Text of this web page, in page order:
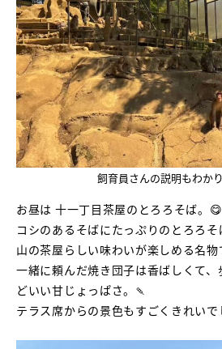
飼育員さんの説明もわか
お昼は 十一丁目茶屋のとろろそば。😋
コシのあるそばにたっぷりのとろろそ
山の茶屋らしい味わいが楽しめる名物
一緒に頼んだ焼き団子は香ばしくて
どいい甘じょっぱさ。🍡
テラス席からの景色もすごくきれいで